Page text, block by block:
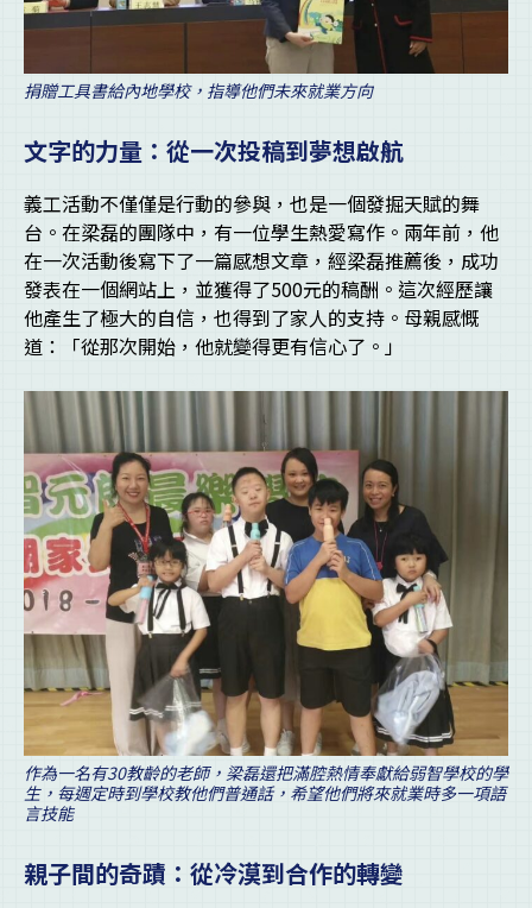
捐贈工具書給內地學校，指導他們未來就業方向
文字的力量：從一次投稿到夢想啟航
義工活動不僅僅是行動的參與，也是一個發掘天賦的舞
台。在梁磊的團隊中，有一位學生熱愛寫作。兩年前，他
在一次活動後寫下了一篇感想文章，經梁磊推薦後，成功
發表在一個網站上，並獲得了500元的稿酬。這次經歷讓
他產生了極大的自信，也得到了家人的支持。母親感慨
道：「從那次開始，他就變得更有信心了。」
作為一名有30教齡的老師，梁磊還把滿腔熱情奉獻給弱智學校的學
生，每週定時到學校教他們普通話，希望他們將來就業時多一項語
言技能
親子間的奇蹟：從冷漠到合作的轉變